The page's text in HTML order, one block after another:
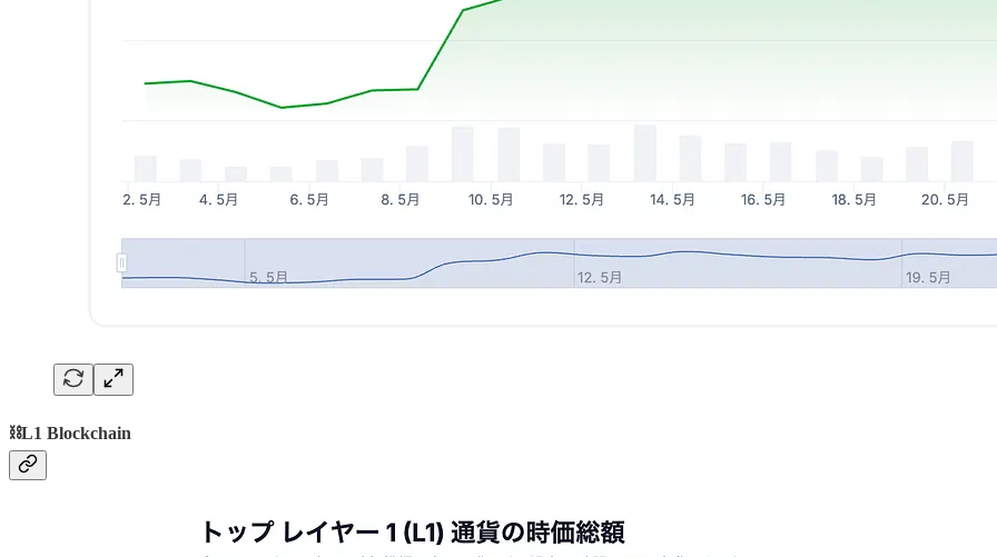
⛓️L1 Blockchain